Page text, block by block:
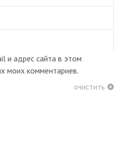
и адрес сайта в этом
моих комментариев.
очистить